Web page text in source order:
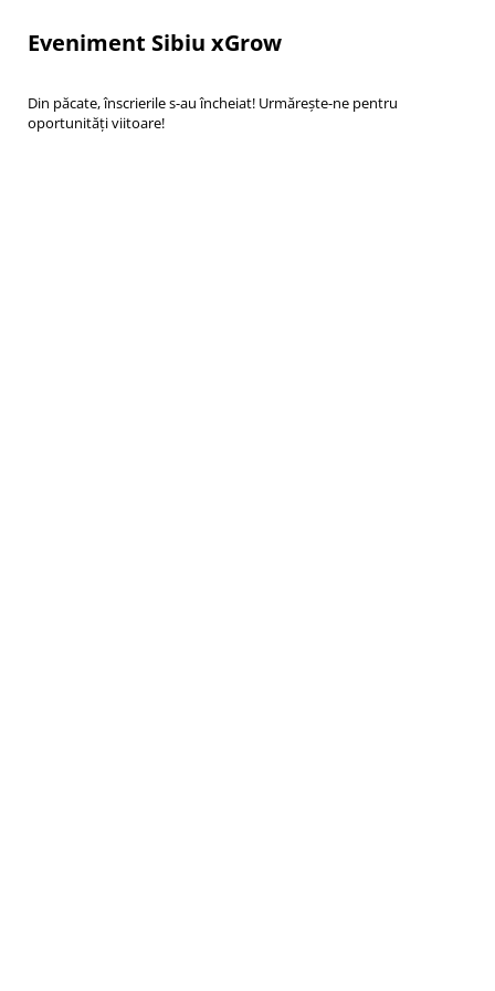
Eveniment Sibiu xGrow
Din păcate, înscrierile s-au încheiat! Urmărește-ne pentru
oportunități viitoare!